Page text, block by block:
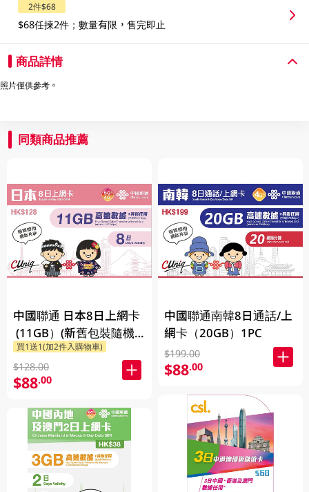
2件$68
$68任揀2件；數量有限，售完即止
商品詳情
照片僅供參考。
同類商品推薦
中國聯通 日本8日上網卡
(11GB）(新舊包裝隨機
發貨)
買1送1(加2件入購物車)
$128.00
$88.00
中國聯通南韓8日通話/上
網卡（20GB）1PC
$199.00
$88.00